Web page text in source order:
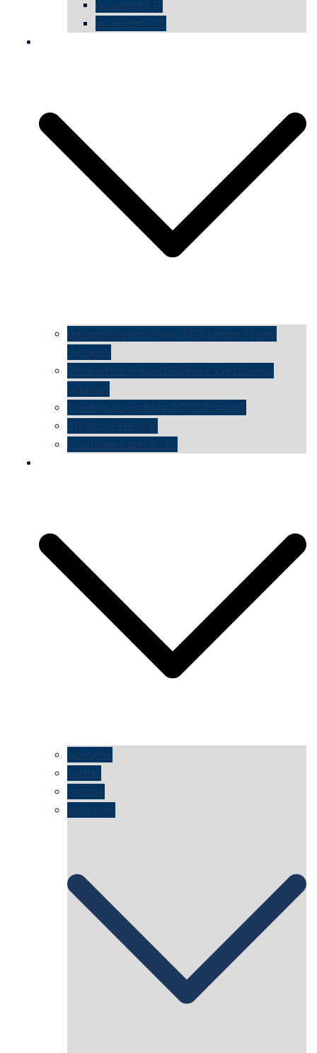
documenta IX
documenta d8
die vermessene mauer 1000 monochrome
Vintages
Die Berliner Mauer 1984 von Westen aus
gesehen
Place du Luxemburg 2009 (Brüssel)
30 Jahre Mauerfall
kunsttage basel 2021
facebook
twitter
threads
instagram